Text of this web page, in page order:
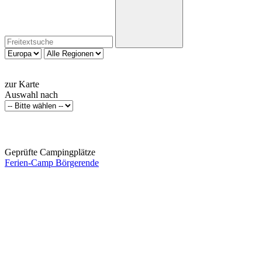
zur Karte
Auswahl nach
Geprüfte Campingplätze
Ferien-Camp Börgerende